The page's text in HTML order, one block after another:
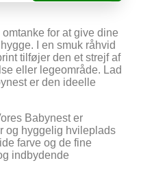
for at give dine
I en smuk råhvid
tilføjer den et strejf af
eller legeområde. Lad
er den ideelle
Babynest er
og hyggelig hvileplads
farve og de fine
indbydende